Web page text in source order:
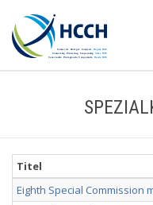
Titel
Eighth Special Commission